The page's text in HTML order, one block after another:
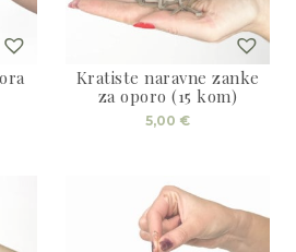
Kratiste naravne zanke
za oporo (15 kom)
5,00 €